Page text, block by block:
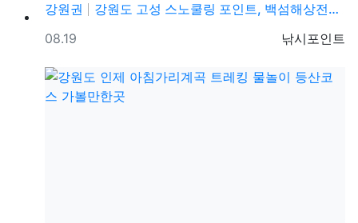
강원권
강원도 고성 스노쿨링 포인트, 백섬해상전망대 꿀팁, 숨…
등록자
낚시포인트
등록일
08.19